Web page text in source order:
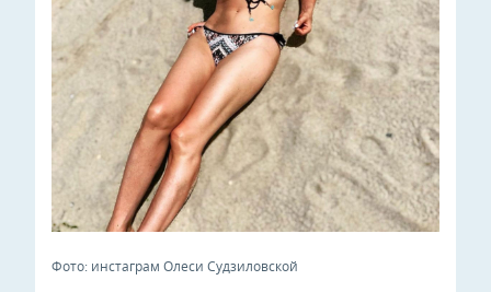
Фото: инстаграм Олеси Судзиловской